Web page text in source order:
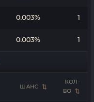
0.003% 1
0.003% 1
ШАНС
КОЛ-
ВО